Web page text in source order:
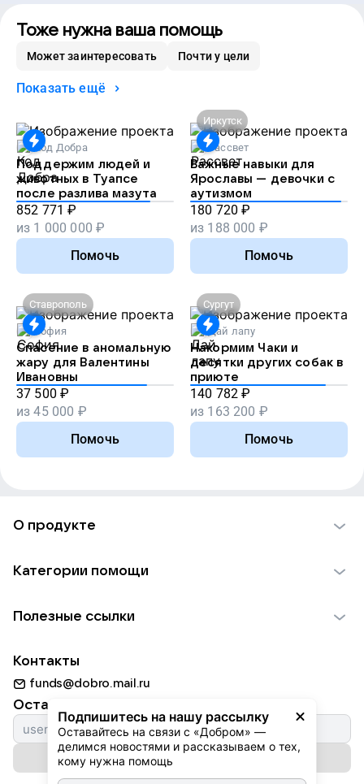
Тоже нужна ваша помощь
Может заинтересовать Почти у цели
Показать ещё
Код Добра
Поддержим людей и
животных в Туапсе
после разлива мазута
852 771 ₽
из 1 000 000 ₽
Помочь
Иркутск
Рассвет
Важные навыки для
Ярославы — девочки с
аутизмом
180 720 ₽
из 188 000 ₽
Помочь
Ставрополь
София
Спасение в аномальную
жару для Валентины
Ивановны
37 500 ₽
из45 000 ₽
Помочь
Сургут
Дай лапу
Накормим Чаки и
десятки других собак в
приюте
140 782 ₽
из 163 200 ₽
Помочь
Подпишитесь на нашу рассылку
Оставайтесь на связи с «Добром» —
делимся новостями и рассказываем о тех,
кому нужна помощь
О продукте
Использование материалов
Для НКО
Партнерам
Категории помощи
Пожилым
Животным
Природе
Культуре
Фондам
Полезные ссылки
Добрый день
Истории
Автоплатежи
Контакты
funds@dobro.mail.ru
Оставайтесь с нами
Подписаться на рассылку